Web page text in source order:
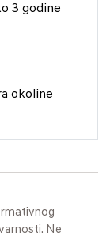
3 godine
okoline
Ne